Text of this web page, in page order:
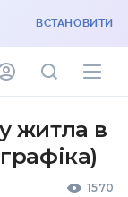
ВСТАНОВИТИ
житла в
1570